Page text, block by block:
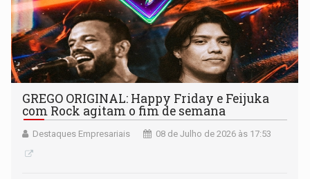
GREGO ORIGINAL: Happy Friday e Feijuka
com Rock agitam o fim de semana
Destaques Empresariais 08 de Julho de 2026 às 17:53